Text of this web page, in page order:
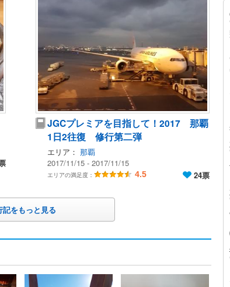
JGCプレミアを目指して！2017 那覇
1日2往復 修行第二弾
エリア： 那覇
2017/11/15 - 2017/11/15
エリアの満足度： 4.5 24票
記をもっと見る